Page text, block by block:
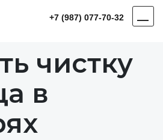
+7 (987) 077-70-32
чистку
в